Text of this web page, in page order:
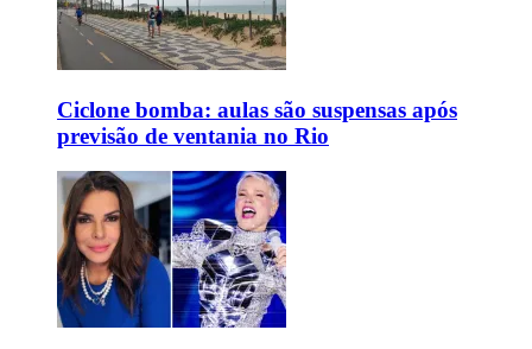
Ciclone bomba: aulas são suspensas após
previsão de ventania no Rio